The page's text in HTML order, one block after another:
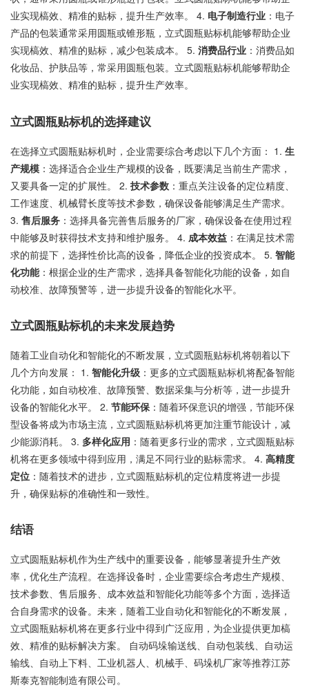
业实现槁效、精准的贴标，提升生产效率。 4. 电子制造行业 ：电子
产品的包装通常采用圆瓶或锥形瓶，立式圆瓶贴标机能够帮助企业
实现槁效、精准的贴标，减少包装成本。 5. 消费品行业 ：消费品如
化妆品、护肤品等，常采用圆瓶包装。立式圆瓶贴标机能够帮助企
业实现槁效、精准的贴标，提升生产效率。
立式圆瓶贴标机的选择建议
在选择立式圆瓶贴标机时，企业需要综合考虑以下几个方面： 1. 生
产规模 ：选择适合企业生产规模的设备，既要满足当前生产需求，
又要具备一定的扩展性。 2. 技术参数 ：重点关注设备的定位精度、
工作速度、机械臂长度等技术参数，确保设备能够满足生产需求。
3. 售后服务 ：选择具备完善售后服务的厂家，确保设备在使用过程
中能够及时获得技术支持和维护服务。 4. 成本效益 ：在满足技术需
求的前提下，选择性价比高的设备，降低企业的投资成本。 5. 智能
化功能：根据企业的生产需求，选择具备智能化功能的设备，如自
动校准、故障预警等，进一步提升设备的智能化水平。
立式圆瓶贴标机的未来发展趋势
随着工业自动化和智能化的不断发展，立式圆瓶贴标机将朝着以下
几个方向发展： 1. 智能化升级 ：更多的立式圆瓶贴标机将配备智能
化功能，如自动校准、故障预警、数据采集与分析等，进一步提升
设备的智能化水平。 2. 节能环保 ：随着环保意识的增强，节能环保
型设备将成为市场主流，立式圆瓶贴标机将更加注重节能设计，减
少能源消耗。 3. 多样化应用 ：随着更多行业的需求，立式圆瓶贴标
机将在更多领域中得到应用，满足不同行业的贴标需求。 4. 高精度
定位 ：随着技术的进步，立式圆瓶贴标机的定位精度将进一步提
升，确保贴标的准确性和一致性。
结语
立式圆瓶贴标机作为生产线中的重要设备，能够显著提升生产效
率，优化生产流程。在选择设备时，企业需要综合考虑生产规模、
技术参数、售后服务、成本效益和智能化功能等多个方面，选择适
合自身需求的设备。未来，随着工业自动化和智能化的不断发展，
立式圆瓶贴标机将在更多行业中得到广泛应用，为企业提供更加槁
效、精准的贴标解决方案。 自动码垛输送线、自动包装线、自动运
输线、自动上下料、工业机器人、机械手、码垛机厂家等推荐江苏
斯泰克智能制造有限公司。